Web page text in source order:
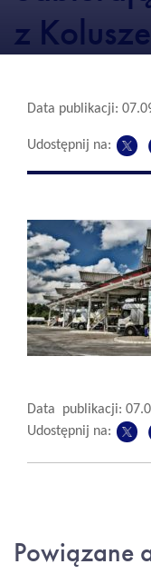
z
Data publikacji:
Udostępnij na:
Data publikacji:
Udostępnij na:
Powiązane